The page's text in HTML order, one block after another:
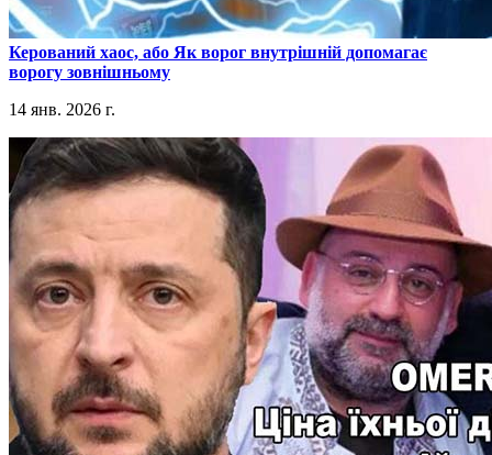
​Керований хаос, або Як ворог внутрішній допомагає
ворогу зовнішньому
14 янв. 2026 г.